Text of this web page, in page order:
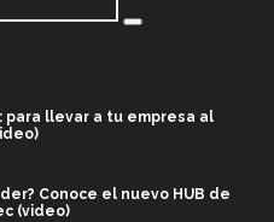
para llevar a tu empresa al
Conoce el nuevo HUB de
(video)